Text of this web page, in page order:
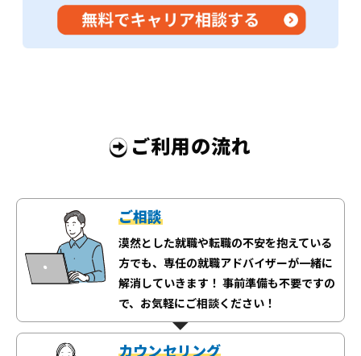
ご利用の流れ
ご相談
漠然とした就職や転職の不安を抱えている
方でも、専任の就職アドバイザーが一緒に
解消していきます！ 事前準備も不要ですの
で、お気軽にご相談ください！
カウンセリング